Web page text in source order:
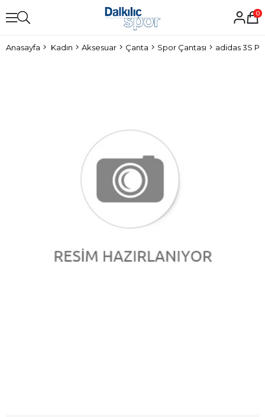
0
Anasayfa Kadın Aksesuar Çanta Spor Çantası adidas 3S